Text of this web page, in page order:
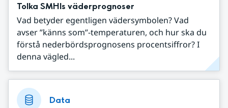
Tolka SMHIs väderprognoser
Vad betyder egentligen vädersymbolen? Vad
avser ”känns som”-temperaturen, och hur ska du
förstå nederbördsprognosens procentsiffror? I
denna vägled...
Data